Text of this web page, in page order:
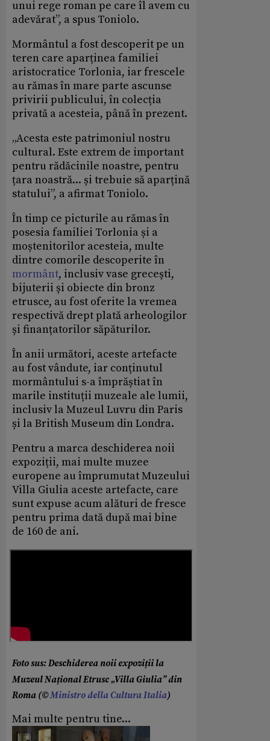
unui rege roman pe care îl avem cu
adevărat”, a spus Toniolo.
Mormântul a fost descoperit pe un
teren care aparținea familiei
aristocratice Torlonia, iar frescele
au rămas în mare parte ascunse
privirii publicului, în colecția
privată a acesteia, până în prezent.
„Acesta este patrimoniul nostru
cultural. Este extrem de important
pentru rădăcinile noastre, pentru
țara noastră... și trebuie să aparțină
statului”, a afirmat Toniolo.
În timp ce picturile au rămas în
posesia familiei Torlonia și a
moștenitorilor acesteia, multe
dintre comorile descoperite în
mormânt, inclusiv vase grecești,
bijuterii și obiecte din bronz
etrusce, au fost oferite la vremea
respectivă drept plată arheologilor
și finanțatorilor săpăturilor.
În anii următori, aceste artefacte
au fost vândute, iar conținutul
mormântului s-a împrăștiat în
marile instituții muzeale ale lumii,
inclusiv la Muzeul Luvru din Paris
și la British Museum din Londra.
Pentru a marca deschiderea noii
expoziții, mai multe muzee
europene au împrumutat Muzeului
Villa Giulia aceste artefacte, care
sunt expuse acum alături de fresce
pentru prima dată după mai bine
de 160 de ani.
Foto sus: Deschiderea noii expoziții la
Muzeul Național Etrusc „Villa Giulia” din
Roma (©Ministro della Cultura Italia)
Mai multe pentru tine...